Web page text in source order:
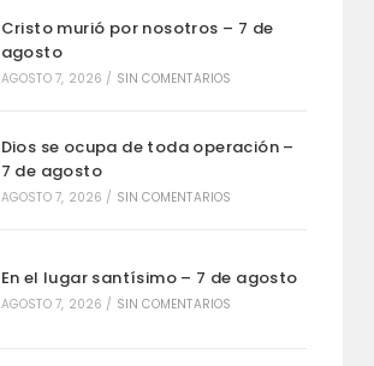
Cristo murió por nosotros – 7 de
agosto
AGOSTO 7, 2026 / SIN COMENTARIOS
Dios se ocupa de toda operación –
7 de agosto
AGOSTO 7, 2026 / SIN COMENTARIOS
En el lugar santísimo – 7 de agosto
AGOSTO 7, 2026 / SIN COMENTARIOS